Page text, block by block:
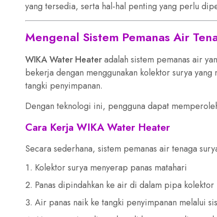
yang tersedia, serta hal-hal penting yang perlu
Mengenal Sistem Pemanas Air
WIKA Water Heateradalah sistem pemanas air
bekerja dengan menggunakan kolektor surya
tangki penyimpanan.
Dengan teknologi ini, pengguna dapat
Cara Kerja WIKA Water Heater
Secara sederhana, sistem pemanas air tenaga
Kolektor surya menyerap panas matahari
Panas dipindahkan ke air di dalam pipa kolektor
Air panas naik ke tangki penyimpanan melalui